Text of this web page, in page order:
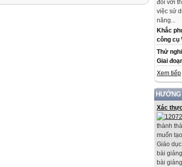
đối với
việc sử
năng...
Khắc
công cụ
Thử
Giai
Xem tiếp
Xác
thành
muốn
Giáo
bài
bài